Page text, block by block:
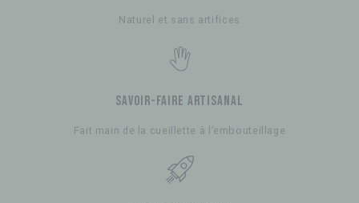
Naturel et sans artifices
savoir-faire artisanal
Fait main de la cueillette à l’embouteillage